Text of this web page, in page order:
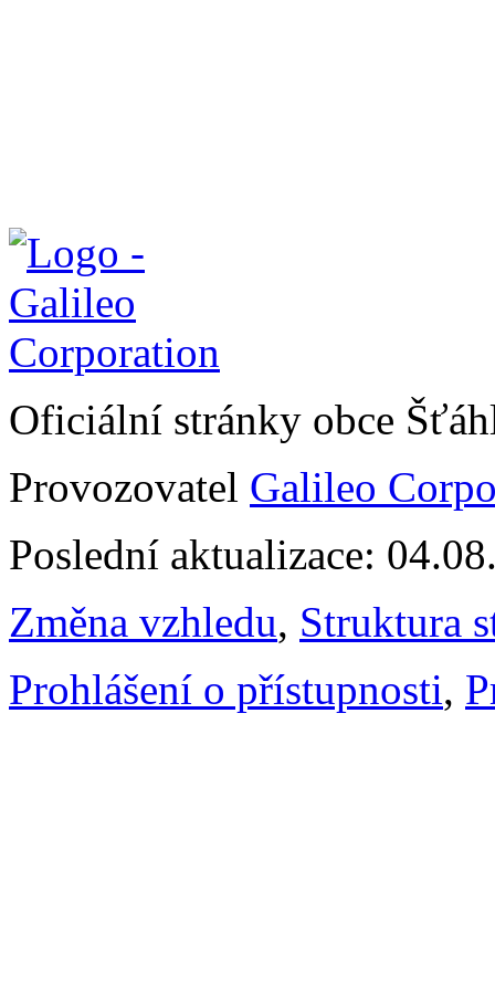
Oficiální stránky obce
Provozovatel Galileo
Poslední aktualizace:
Změna vzhledu, Struktura
Prohlášení o přístupnosti,